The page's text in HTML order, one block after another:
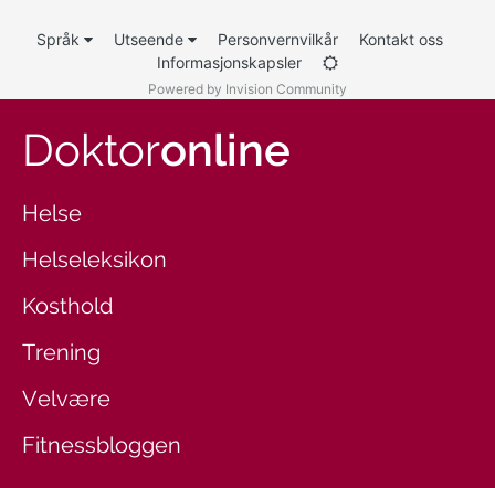
Språk Utseende Personvernvilkår
Kontakt oss
Informasjonskapsler
Powered by Invision Community
Doktoronline
Helse
Helseleksikon
Kosthold
Trening
Velvære
Fitnessbloggen